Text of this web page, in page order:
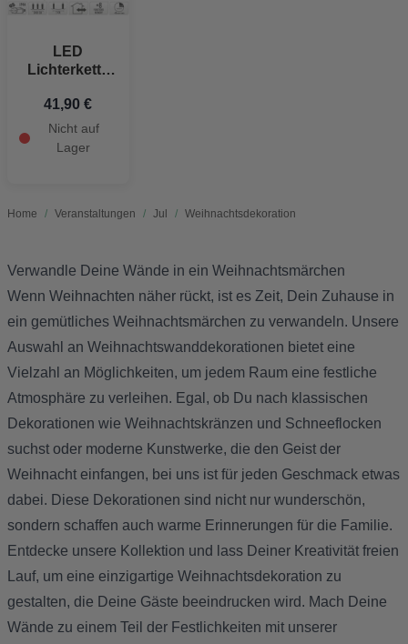
Home / Veranstaltungen / Jul / Weihnachtsdekoration
LED
Lichterkette
LED
Warmweiß 24
m
41,90 €
Nicht auf
Lager
Verwandle Deine Wände in ein Weihnachtsmärchen
Wenn Weihnachten näher rückt, ist es Zeit, Dein Zuhause in
ein gemütliches Weihnachtsmärchen zu verwandeln. Unsere
Auswahl an Weihnachtswanddekorationen bietet eine
Vielzahl an Möglichkeiten, um jedem Raum eine festliche
Atmosphäre zu verleihen. Egal, ob Du nach klassischen
Dekorationen wie Weihnachtskränzen und Schneeflocken
suchst oder moderne Kunstwerke, die den Geist der
Weihnacht einfangen, bei uns ist für jeden Geschmack etwas
dabei. Diese Dekorationen sind nicht nur wunderschön,
sondern schaffen auch warme Erinnerungen für die Familie.
Entdecke unsere Kollektion und lass Deiner Kreativität freien
Lauf, um eine einzigartige Weihnachtsdekoration zu
gestalten, die Deine Gäste beeindrucken wird. Mach Deine
Wände zu einem Teil der Festlichkeiten mit unserer